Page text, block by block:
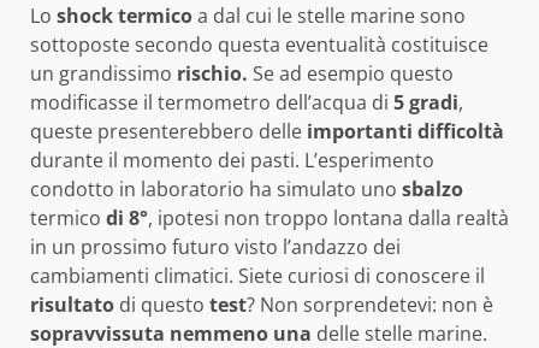
Lo shocktermicoa dal cui le stelle marine sono
sottoposte secondo questa eventualità costituisce
un grandissimo rischio. Se ad esempio questo
modificasse il termometro dell’acqua di 5 gradi,
queste presenterebbero delle importanti difficoltà
durante il momento dei pasti. L’esperimento
condotto in laboratorio ha simulato uno sbalzo
termico di 8°, ipotesi non troppo lontana dalla realtà
in un prossimo futuro visto l’andazzo dei
cambiamenti climatici. Siete curiosi di conoscere il
risultato di questo test? Non sorprendetevi: non è
sopravvissuta nemmeno una delle stelle marine.